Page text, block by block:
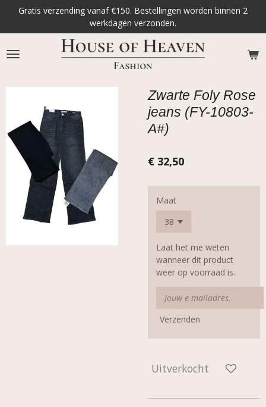
naar
de
hoofdinhoud
Gratis verzending vanaf €150. Bestellingen worden binnen 2
werkdagen verzonden.
Zwarte Foly Rose
jeans (FY-10803-
A#)
€ 32,50
Maat
Laat het me weten
wanneer dit product
weer op voorraad is.
Verzenden
Uitverkocht